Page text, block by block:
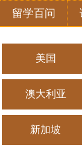
留学百问
美国
澳大利亚
新加坡